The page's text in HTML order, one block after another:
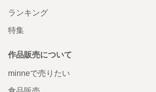
ランキング
特集
作品販売について
minneで売りたい